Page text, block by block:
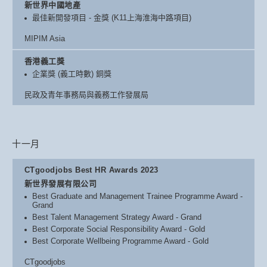
新世界中國地產
最佳新開發項目 - 金獎 (K11上海淮海中路項目)
MIPIM Asia
香港義工獎
企業獎 (義工時數) 銅獎
民政及青年事務局與義務工作發展局
十一月
CTgoodjobs Best HR Awards 2023
新世界發展有限公司
Best Graduate and Management Trainee Programme Award -
Grand
Best Talent Management Strategy Award - Grand
Best Corporate Social Responsibility Award - Gold
Best Corporate Wellbeing Programme Award - Gold
CTgoodjobs